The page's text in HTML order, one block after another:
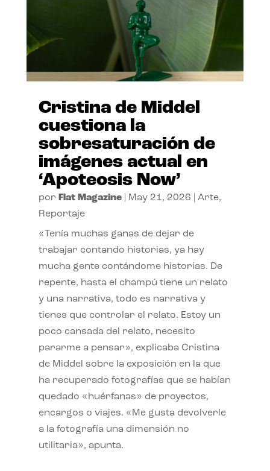
Cristina de Middel
cuestiona la
sobresaturación de
imágenes actual en
‘Apoteosis Now’
por Flat Magazine| May 21, 2026 Arte,
Reportaje
«Tenía muchas ganas de dejar de
trabajar contando historias, ya hay
mucha gente contándome historias. De
repente, hasta el champú tiene un relato
y una narrativa, todo es narrativa y
tienes que controlar el relato. Estoy un
poco cansada del relato, necesito
pararme a pensar», explicaba Cristina
de Middel sobre la exposición en la que
ha recuperado fotografías que se habían
quedado «huérfanas» de proyectos,
encargos o viajes. «Me gusta devolverle
a la fotografía una dimensión no
utilitaria», apunta.